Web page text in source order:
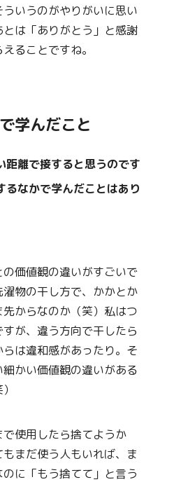
ういうのがやりがいに思い
とは「ありがとう」と感謝
ることですね。
学んだこと
距離で接すると思うのです
るなかで学んだことはあり
価値観の違いがすごいで
物の干し方で、かかとか
先からなのか（笑）私はつ
が、違う方向で干したら
は違和感があったり。そ
細かい価値観の違いがある
使用したら捨てようか
まだ使う人もいれば、ま
に「もう捨てて」と言う